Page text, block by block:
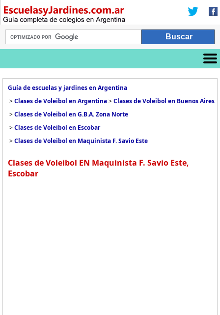
Guía de escuelas y jardines en Argentina
>Clases de Voleibol en Argentina>Clases de Voleibol en Buenos Aires
>Clases de Voleibol en G.B.A. Zona Norte
>Clases de Voleibol en Escobar
>Clases de Voleibol en Maquinista F. Savio Este
Clases de Voleibol EN Maquinista F. Savio Este,
Escobar